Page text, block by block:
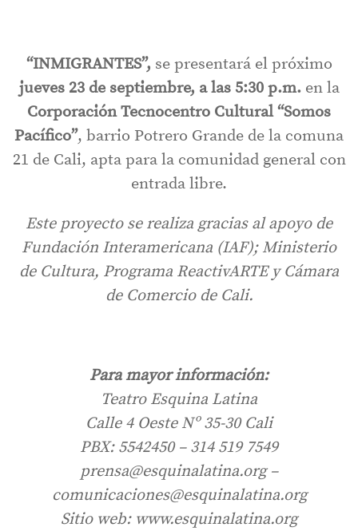
“INMIGRANTES”, se presentará el próximo
jueves 23 de septiembre, a las 5:30 p.m. en la
Corporación Tecnocentro Cultural “Somos
Pacífico”, barrio Potrero Grande de la comuna
21 de Cali, apta para la comunidad general con
entrada libre.
Este proyecto se realiza gracias al apoyo de
Fundación Interamericana (IAF); Ministerio
de Cultura, Programa ReactivARTE y Cámara
de Comercio de Cali.
Para mayor información:
Teatro Esquina Latina
Calle 4 Oeste Nº 35-30 Cali
PBX: 5542450 – 314 519 7549
prensa@esquinalatina.org –
comunicaciones@esquinalatina.org
Sitio web: www.esquinalatina.org